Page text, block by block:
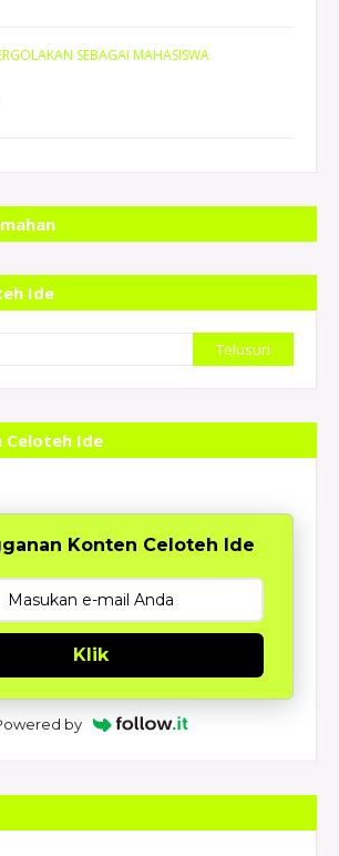
SEBAGAI MAHASISWA
Ide
Celoteh Ide
Konten Celoteh Ide
Klik
by